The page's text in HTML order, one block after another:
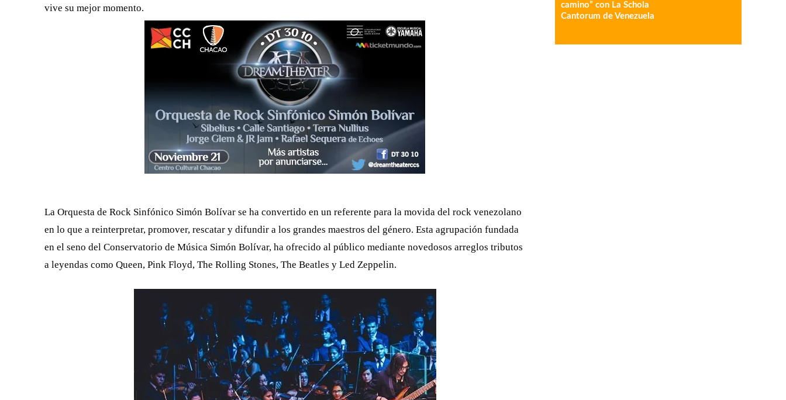
vive su mejor momento.
La Orquesta de Rock Sinfónico Simón Bolívar se ha convertido en un referente para la movida del rock venezolano
en lo que a reinterpretar, promover, rescatar y difundir a los grandes maestros del género. Esta agrupación fundada
en el seno del Conservatorio de Música Simón Bolívar, ha ofrecido al público mediante novedosos arreglos tributos
a leyendas como Queen, Pink Floyd, The Rolling Stones, The Beatles y Led Zeppelin.
camino” con La Schola
Cantorum de Venezuela